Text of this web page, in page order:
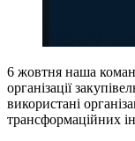
6 жовтня наша
організації
використані
трансформаційних